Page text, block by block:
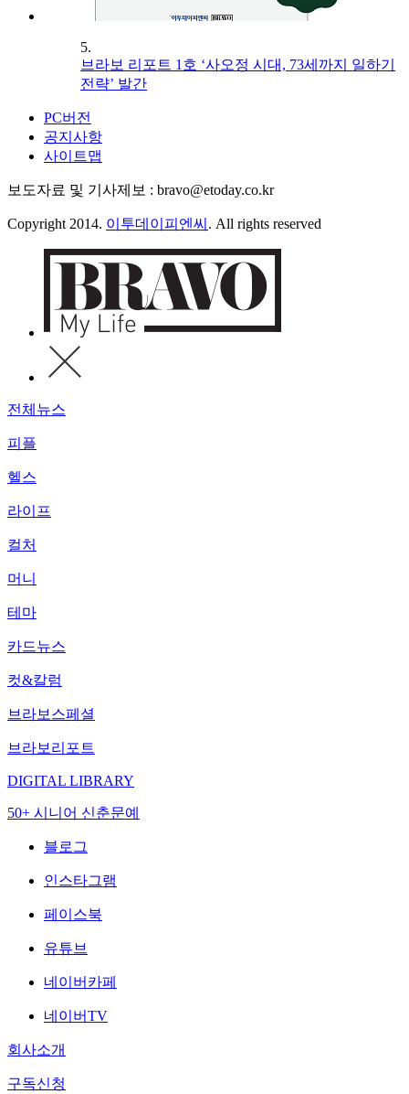
5.
브라보 리포트 1호 ‘사오정 시대, 73세까지 일하기
전략’ 발간
PC버전
공지사항
사이트맵
보도자료 및 기사제보 : bravo@etoday.co.kr
Copyright 2014. 이투데이피엔씨 . All rights reserved
전체뉴스
피플
헬스
라이프
컬처
머니
테마
카드뉴스
컷&칼럼
브라보스페셜
브라보리포트
DIGITAL LIBRARY
50+ 시니어 신춘문예
블로그
인스타그램
페이스북
유튜브
네이버카페
네이버TV
회사소개
구독신청